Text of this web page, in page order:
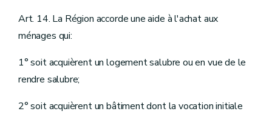
Art. 14. La Région accorde une aide à l'achat aux
ménages qui:
1° soit acquièrent un logement salubre ou en vue de le
rendre salubre;
2° soit acquièrent un bâtiment dont la vocation initiale